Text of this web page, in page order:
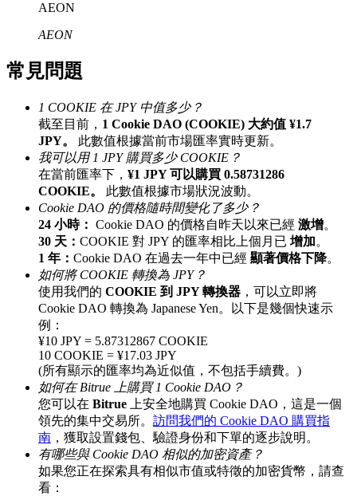
Bitrue渠道合伙人
最高達65%佣金！
邀请好友
邀請朋友獲得現金獎勵
充值CASHCAT & 赢取
充值CASHCAT & 赢取
AEON
AEON
常見問題
1 COOKIE 在 JPY 中值多少？
截至目前， 1 Cookie DAO (COOKIE) 大約值 ¥1.7
JPY。
此數值根據當前市場匯率實時更新。
我可以用 1 JPY 購買多少 COOKIE？
在當前匯率下， ¥1 JPY 可以購買 0.58731286
COOKIE。
此數值根據市場狀況波動。
Cookie DAO 的價格隨時間變化了多少？
24 小時： Cookie DAO 的價格自昨天以來已經 激增。
30 天： COOKIE 對 JPY 的匯率相比上個月已 增加。
1 年： Cookie DAO 在過去一年中已經 顯著價格下降。
如何將 COOKIE 轉換為 JPY？
使用我們的 COOKIE 到 JPY 轉換器 ，可以立即將
Cookie DAO 轉換為 Japanese Yen。以下是幾個快速示
例：
¥10 JPY = 5.87312867 COOKIE
10 COOKIE = ¥17.03 JPY
(所有顯示的匯率均為近似值，不包括手續費。)
如何在 Bitrue 上購買 1 Cookie DAO？
您可以在 Bitrue 上安全地購買 Cookie DAO，這是一個
領先的集中交易所。 訪問我們的 Cookie DAO 購買指
南 ，獲取設置錢包、驗證身份和下單的逐步說明。
有哪些與 Cookie DAO 相似的加密資產？
如果您正在探索具有相似市值或特徵的加密貨幣，請查
看：